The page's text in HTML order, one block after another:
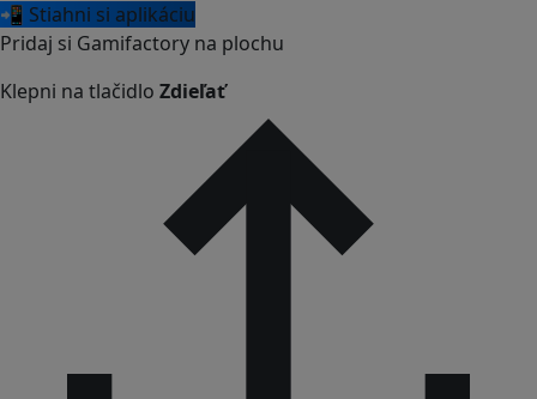
📲 Stiahni si aplikáciu
Pridaj si Gamifactory na plochu
Klepni na tlačidlo Zdieľať